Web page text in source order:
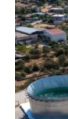
Ο Δούκας
μάχη των
μου να